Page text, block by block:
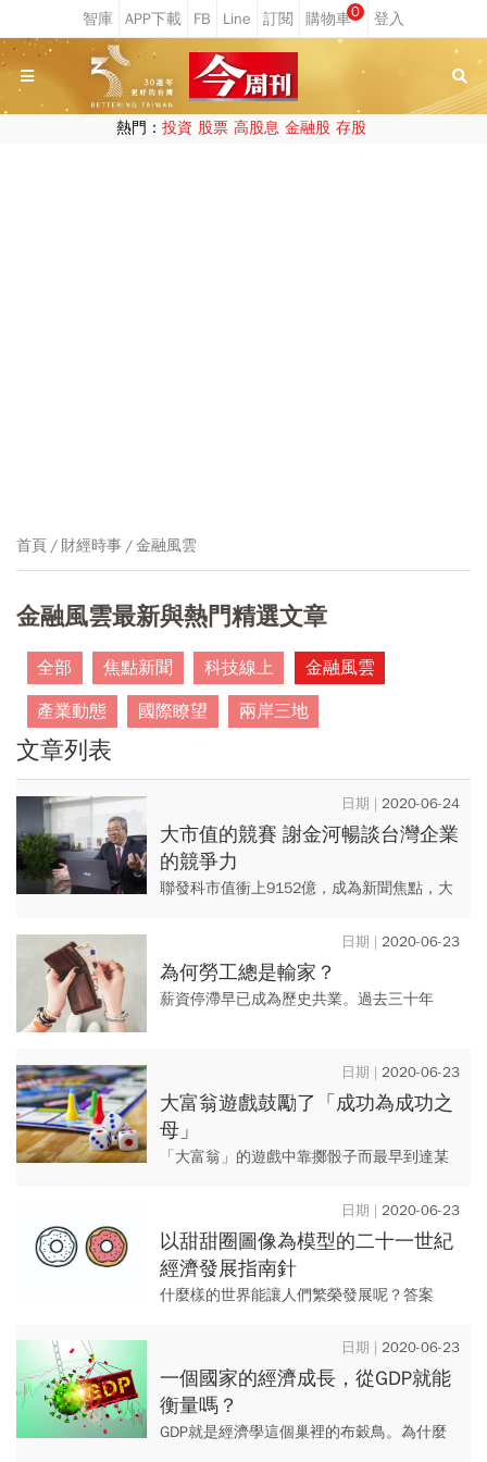
0
熱門： 投資 股票 高股息 金融股 存股
首頁 財經時事 金融風雲
金融風雲最新與熱門精選文章
全部 焦點新聞 科技線上
金融風雲
產業動態
國際瞭望 兩岸三地
文章列表
2020-06-24
大市值的競賽 謝金河暢談台灣企業
的競爭力
聯發科市值衝上9152億，成為新聞焦點，大
值是企業競爭力的延伸，也是企業全球競爭
力的指標。
2020-06-23
為何勞工總是輸家？
薪資停滯早已成為歷史共業。過去三十年
待，但高層管理人的薪資卻是飆升...2020-06-23
大富翁遊戲鼓勵了「成功為成功之
母」
「大富翁」的遊戲中靠擲骰子而最早到達某
後向其他玩家收取高額租金，因此最後只有
一位勝利者。令人匪夷所思的...
2020-06-23
以甜甜圈圖像為模型的二十一世紀
經濟發展指南針
什麼樣的世界能讓人們繁榮發展呢？答案
群感的生活—而且與此同時，不超過我們地
球生命體系的能力範圍。換句話...
2020-06-23
一個國家的經濟成長，從GDP就能
衡量嗎？
GDP就是經濟學這個巢裡的布穀鳥。為什麼